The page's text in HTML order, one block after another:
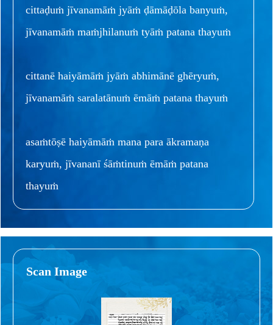
cittaḍuṁ jīvanamāṁ jyāṁ ḍāmāḍōla banyuṁ,
jīvanamāṁ maṁjhilanuṁ tyāṁ patana thayuṁ
cittanē haiyāmāṁ jyāṁ abhimānē ghēryuṁ,
jīvanamāṁ saralatānuṁ ēmāṁ patana thayuṁ
asaṁtōṣē haiyāmāṁ mana para ākramaṇa
karyuṁ, jīvananī śāṁtinuṁ ēmāṁ patana
thayuṁ
Scan Image